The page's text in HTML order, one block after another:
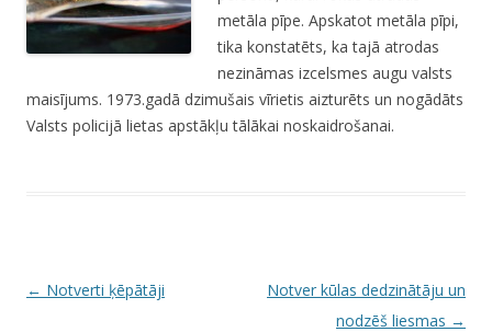
metāla pīpe. Apskatot metāla pīpi,
tika konstatēts, ka tajā atrodas
nezināmas izcelsmes augu valsts
maisījums. 1973.gadā dzimušais vīrietis aizturēts un nogādāts
Valsts policijā lietas apstākļu tālākai noskaidrošanai.
P
← Notverti ķēpātāji
Notver kūlas dedzinātāju un
nodzēš liesmas →